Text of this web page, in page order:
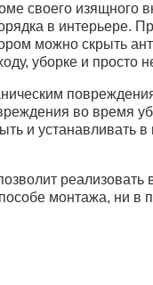
своего
в интерьере.
можно скрыть
уборке и просто
во время
и
монтажа, ни в